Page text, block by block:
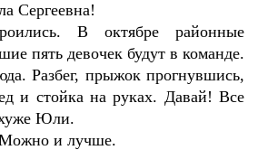
Сергеевна!
В октябре районные
пять девочек будут в команде.
Разбег, прыжок прогнувшись,
и стойка на руках. Давай! Все
Юли.
и лучше.